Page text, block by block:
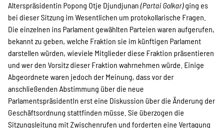
Alterspräsidentin Popong Otje Djundjunan (Partai Golkar)ging es
bei dieser Sitzung im Wesentlichen um protokollarische Fragen.
Die einzelnen ins Parlament gewählten Parteien waren aufgerufen,
bekannt zu geben, welche Fraktion sie im künftigen Parlament
darstellen würden, wieviele Mitglieder diese Fraktion präsentieren
und wer den Vorsitz dieser Fraktion wahrnehmen würde. Einige
Abgeordnete waren jedoch der Meinung, dass vor der
anschließenden Abstimmung über die neue
ParlamentspräsidentIn erst eine Diskussion über die Änderung der
Geschäftsordnung stattfinden müsse. Sie überzogen die
Sitzungsleitung mit Zwischenrufen und forderten eine Vertagung